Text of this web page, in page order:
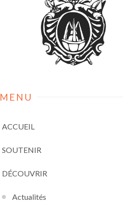
MENU
ACCUEIL
SOUTENIR
DÉCOUVRIR
Actualités